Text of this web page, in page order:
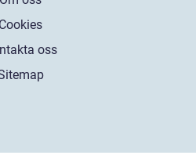
Cookies
oss